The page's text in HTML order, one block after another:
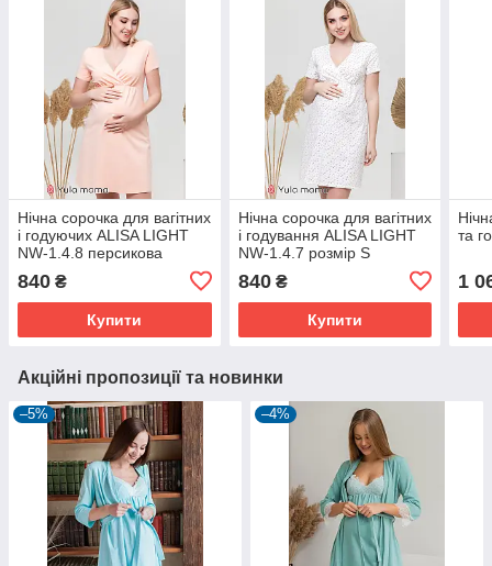
Нічна сорочка для вагітних
і годуючих ALISA LIGHT
NW-1.4.8 персикова
840 ₴
Купити
Нічна сорочка для вагітних
і годування ALISA LIGHT
NW-1.4.7 розмір S
840₴
Купити
та
1
Акційні пропозиції та новинки
–5% –4%